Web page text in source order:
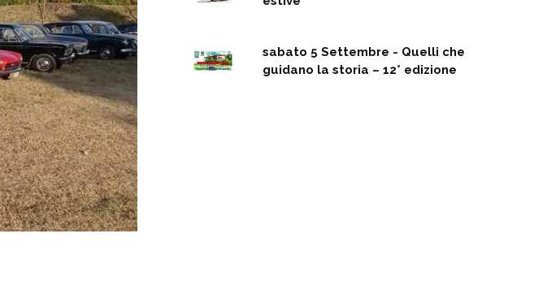
sabato 5 Settembre - Quelli che
guidano la storia – 12° edizione